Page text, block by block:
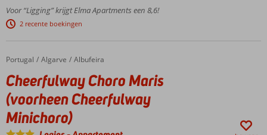
loopafstand
Op
loopafstand
bars en
restaurants
Voor “Ligging” krijgt Elma Apartments een 8,6!
2 recente boekingen
Home
Portugal Algarve Albufeira
Cheerfulway Choro Maris (voorheen Cheerfulway Minichoro)
Cheerfulway Choro Maris
(voorheen Cheerfulway
Minichoro)